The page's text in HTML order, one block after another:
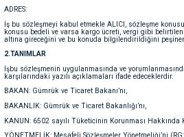
ADRES:
İş bu sözleşmeyi kabul etmekle ALICI, sözleşme
konusu bedeli ve varsa kargo ücreti, vergi gibi
altına gireceğini ve bu konuda bilgilendirildiğini
2.TANIMLAR
İşbu sözleşmenin uygulanmasında ve
karşılarındaki yazılı açıklamaları ifade edeceklerdir.
BAKAN: Gümrük ve Ticaret Bakanı’nı,
BAKANLIK: Gümrük ve Ticaret Bakanlığı’nı,
KANUN: 6502 sayılı Tüketicinin Korunması Hakkında
YÖNETMELİK: Mesafeli Sözleşmeler Yönetmeliği’ni